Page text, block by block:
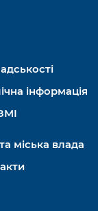
інформація
міська влада